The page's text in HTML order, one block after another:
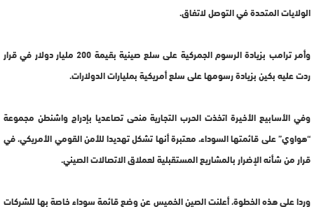
الولايات المتحدة في التوصل لاتفاق.
وأمر ترامب بزيادة الرسوم الجمركية على سلع صينية بقيمة 200 مليار دولار في قرار
ردت عليه بكين بزيادة رسومها على سلع أمريكية بمليارات الدولارات.
وفي الأسابيع الأخيرة اتخذت الحرب التجارية منحى تصاعديا بإدراج واشنطن مجموعة
“هواوي” على قائمتها السوداء، معتبرة أنها تشكل تهديدا للأمن القومي الأمريكي، في
قرار من شأنه الإضرار بالمشاريع المستقبلية لعملاق الاتصالات الصيني.
وردا على هذه الخطوة، أعلنت الصين الخميس عن وضع قائمة سوداء خاصة بها للشركات